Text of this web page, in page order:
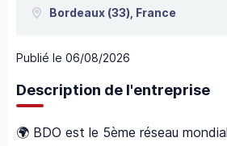
Bordeaux (33), France
Publié le 06/08/2026
Description de l'entreprise
🌍 BDO est le 5ème réseau